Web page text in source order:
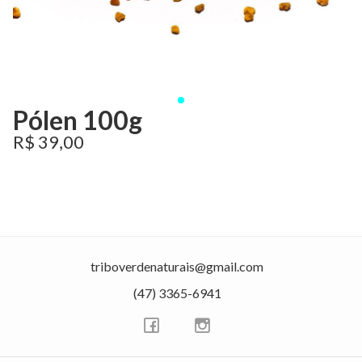
Pólen 100g
R$ 39,00
triboverdenaturais@gmail.com
(47) 3365-6941